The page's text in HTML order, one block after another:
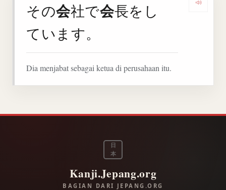
その会社で会長をし
ています。
Dia menjabat sebagai ketua di perusahaan itu.
日
本
Kanji.Jepang.org
BAGIAN DARI JEPANG.ORG